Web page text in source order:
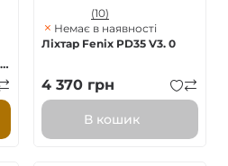
(10)
Немає в наявності
Ліхтар Fenix PD35 V3. 0
4 370 грн
В кошик